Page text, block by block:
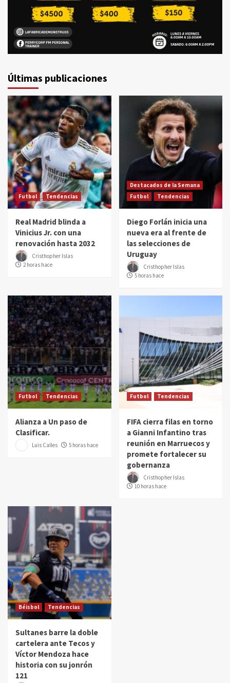
Últimas publicaciones
Futbol Tendencias
Real Madrid blinda a
Vinicius Jr. con una
renovación hasta 2032
Cristhopher Islas
2 horas hace
Destacados de la Semana
Futbol
Tendencias
Diego Forlán inicia una
nueva era al frente de
las selecciones de
Uruguay
Cristhopher Islas
5 horas hace
Futbol Tendencias
Alianza a Un paso de
Clasificar.
Luis Calles 5 horas hace
Futbol Tendencias
FIFA cierra filas en torno
a Gianni Infantino tras
reunión en Marruecos y
promete fortalecer su
gobernanza
Cristhopher Islas
10 horas hace
Béisbol Tendencias
Sultanes barre la doble
cartelera ante Tecos y
Víctor Mendoza hace
historia con su jonrón
121